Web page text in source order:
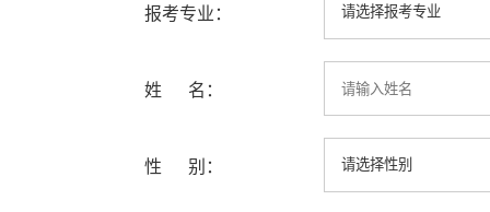
报考专业：
姓 名：
性 别：